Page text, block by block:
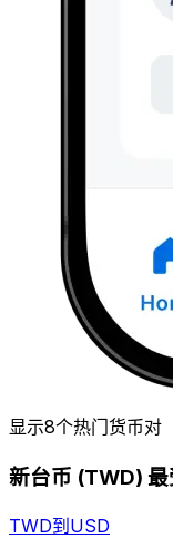
显示8个热门货币对
新台币 (TWD)
TWD到USD